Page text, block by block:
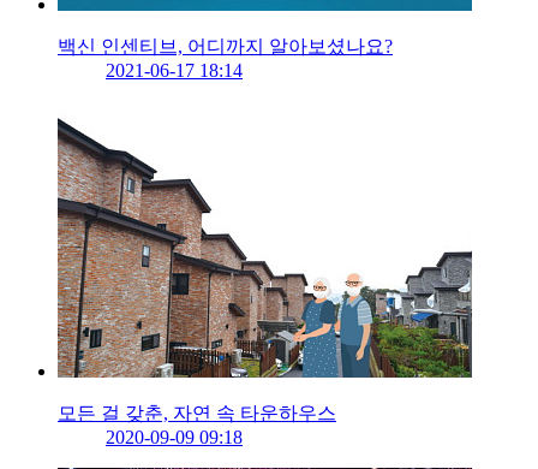
백신 인센티브, 어디까지 알아보셨나요?
2021-06-17 18:14
모든 걸 갖춘, 자연 속 타운하우스
2020-09-09 09:18